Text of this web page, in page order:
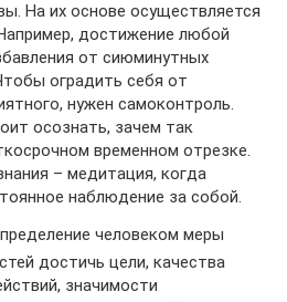
На их основе осуществляется
достижение любой
от сиюминутных
оградить себя от
нужен самоконтроль.
осознать, зачем так
временном отрезке.
– медитация, когда
наблюдение за собой.
человеком меры
достичь цели, качества
значимости